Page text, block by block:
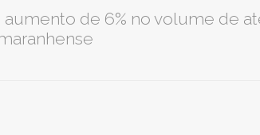
de 6% no volume de